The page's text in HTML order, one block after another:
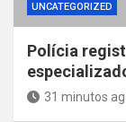
UNCATEGORIZED
Polícia
31 minutos